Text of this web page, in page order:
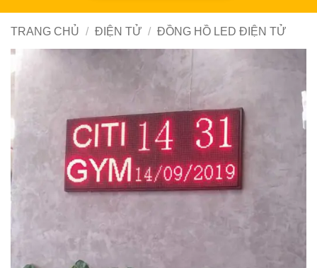
TRANG CHỦ / ĐIỆN TỬ / ĐỒNG HỒ LED ĐIỆN TỬ